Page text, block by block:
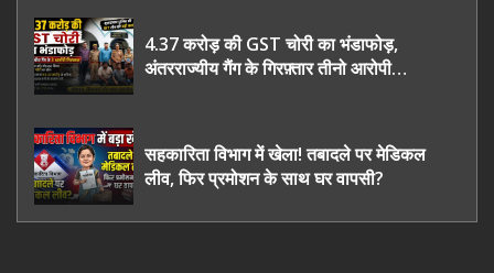
4.37 करोड़ की GST चोरी का भंडाफोड़,
अंतरराज्यीय गैंग के गिरफ़्तार तीनो आरोपी
सहकारिता विभाग में खेला! तबादले पर मेडिकल
लीव, फिर प्रमोशन के साथ घर वापसी?